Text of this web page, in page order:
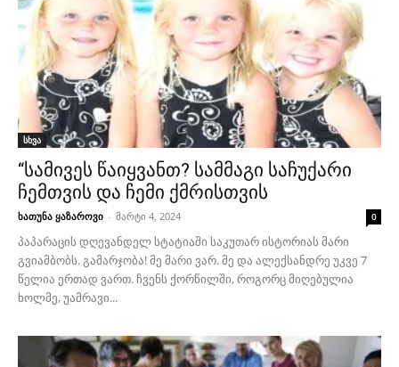
სხვა
“სამივეს წაიყვანთ? სამმაგი საჩუქარი
ჩემთვის და ჩემი ქმრისთვის
ხათუნა ყაზაროვი - მარტი 4, 2024 0
პაპარაცის დღევანდელ სტატიაში საკუთარ ისტორიას მარი
გვიამბობს. გამარჯობა! მე მარი ვარ. მე და ალექსანდრე უკვე 7
წელია ერთად ვართ. ჩვენს ქორწილში, როგორც მიღებულია
ხოლმე, უამრავი...